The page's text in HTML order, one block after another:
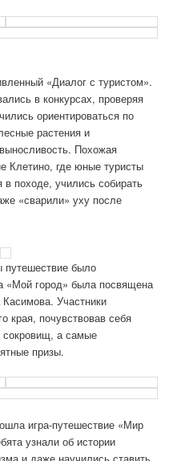
«Диалог с туристом».
в конкурсах, проверяя
ориентироваться по
растения и
Похожая
Клетино, где юные туристы
походе, учились собирать
«сварили» уху после
путешествие было
«Мой город» была посвящена
Участники
края, почувствовав себя
сокровищ, а самые
призы.
игра-путешествие «Мир
узнали об истории